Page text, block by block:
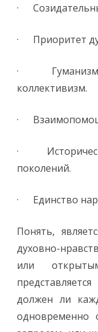
·
· Приоритет
· Гуманизм,
коллективизм.
·
·
поколений.
· Единство
Понять,
духовно-
или
должен ли
одновременно